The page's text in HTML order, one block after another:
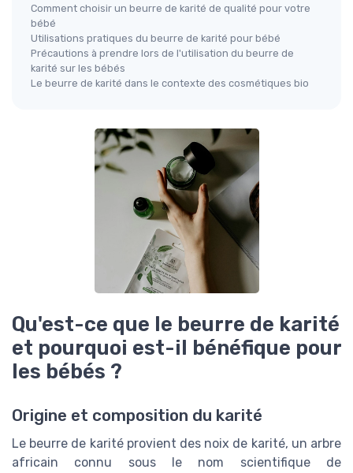
Comment choisir un beurre de karité de qualité pour votre
bébé
Utilisations pratiques du beurre de karité pour bébé
Précautions à prendre lors de l'utilisation du beurre de
karité sur les bébés
Le beurre de karité dans le contexte des cosmétiques bio
Qu'est-ce que le beurre de karité
et pourquoi est-il bénéfique pour
les bébés ?
Origine et composition du karité
Le beurre de karité provient des noix de karité, un arbre
africain connu sous le nom scientifique de